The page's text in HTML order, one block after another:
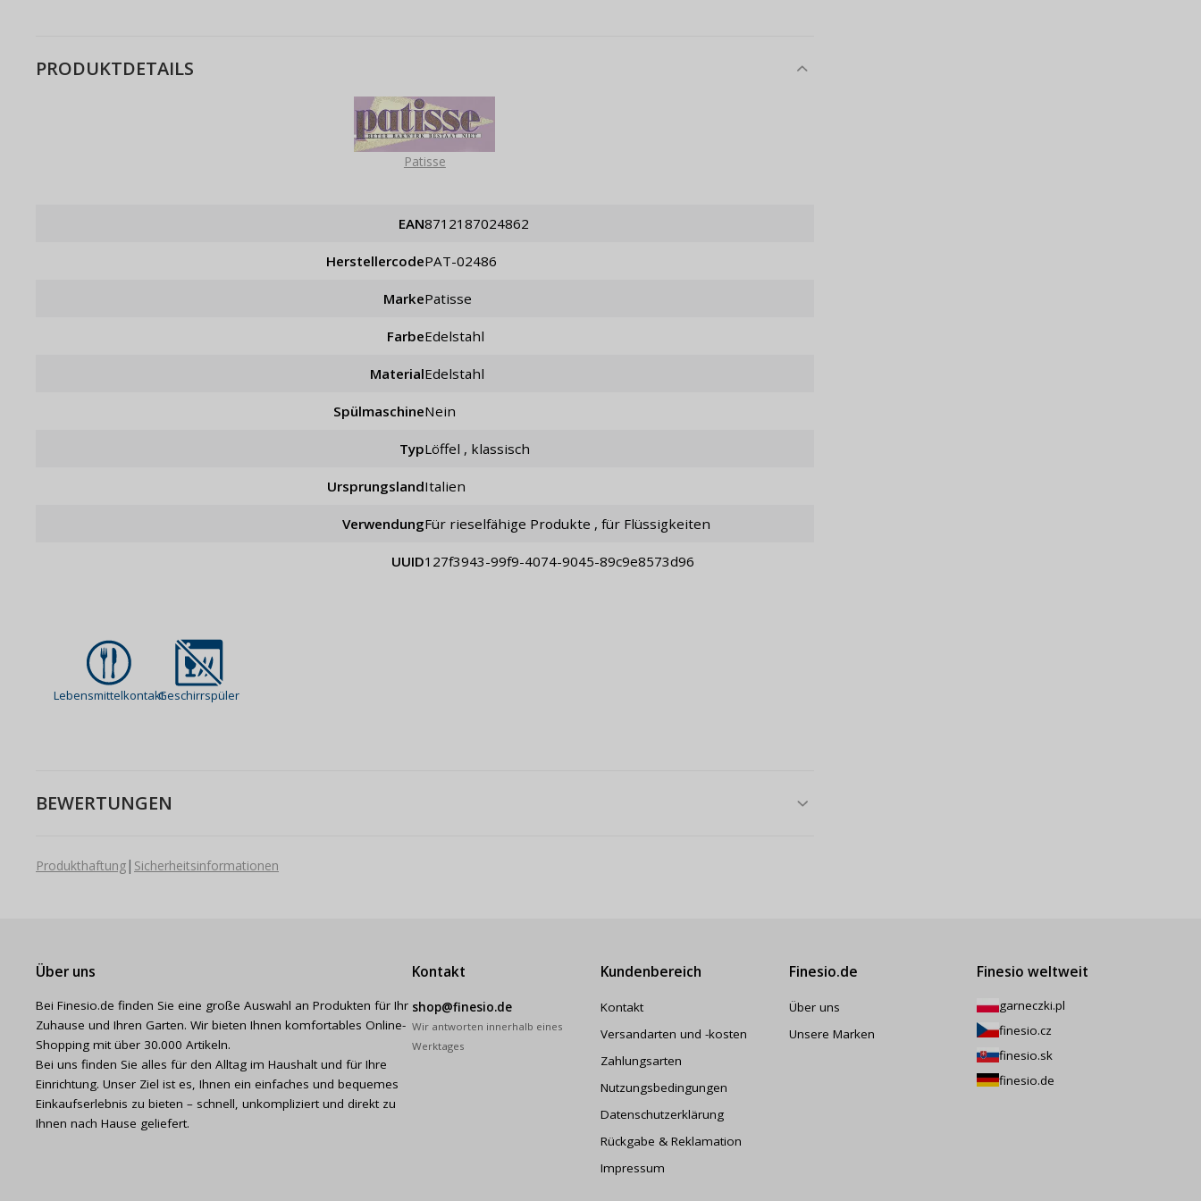
PRODUKTDETAILS
Patisse
EAN 8712187024862
Herstellercode PAT-02486
Marke Patisse
Farbe Edelstahl
Material Edelstahl
Spülmaschine Nein
Typ Löffel , klassisch
Ursprungsland Italien
Verwendung für rieselfähige Produkte , für Flüssigkeiten
UUID 127f3943-99f9-4074-9045-89c9e8573d96
LebensmittelkontaktGeschirrspüler
BEWERTUNGEN
Produkthaftung| Sicherheitsinformationen
Über uns
Bei Finesio.de finden Sie eine große Auswahl an Produkten für Ihr
Zuhause und Ihren Garten. Wir bieten Ihnen komfortables Online-
Shopping mit über 30.000 Artikeln.
Bei uns finden Sie alles für den Alltag im Haushalt und für Ihre
Einrichtung. Unser Ziel ist es, Ihnen ein einfaches und bequemes
Einkaufserlebnis zu bieten – schnell, unkompliziert und direkt zu
Ihnen nach Hause geliefert.
Kontakt
shop@finesio.de
Wir antworten innerhalb eines
Werktages
Kundenbereich
Kontakt
Versandarten und -kosten
Zahlungsarten
Nutzungsbedingungen
Datenschutzerklärung
Rückgabe & Reklamation
Impressum
Finesio.de
Über uns
Unsere Marken
Finesio weltweit
garneczki.pl
finesio.cz
finesio.sk
finesio.de